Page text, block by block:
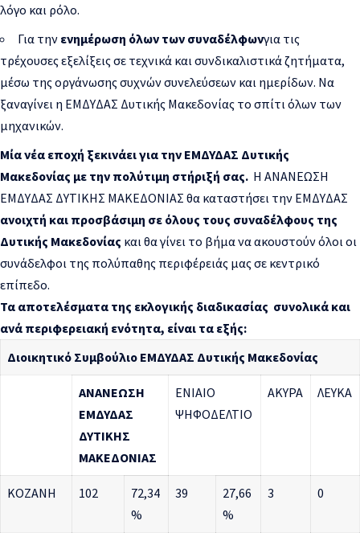
λόγο και ρόλο.
Για την ενημέρωση όλων των συναδέλφωνγια τις
τρέχουσες εξελίξεις σε τεχνικά και συνδικαλιστικά ζητήματα,
μέσω της οργάνωσης συχνών συνελεύσεων και ημερίδων. Να
ξαναγίνει η ΕΜΔΥΔΑΣ Δυτικής Μακεδονίας το σπίτι όλων των
μηχανικών.
Μία νέα εποχή ξεκινάει για την ΕΜΔΥΔΑΣ Δυτικής
Μακεδονίας με την πολύτιμη στήριξή σας. Η ΑΝΑΝΕΩΣΗ
ΕΜΔΥΔΑΣ ΔΥΤΙΚΗΣ ΜΑΚΕΔΟΝΙΑΣ θα καταστήσει την ΕΜΔΥΔΑΣ
ανοιχτή και προσβάσιμη σε όλους τους συναδέλφους της
Δυτικής Μακεδονίας και θα γίνει το βήμα να ακουστούν όλοι οι
συνάδελφοι της πολύπαθης περιφέρειάς μας σε κεντρικό
επίπεδο.
Τα αποτελέσματα της εκλογικής διαδικασίας συνολικά και
ανά περιφερειακή ενότητα, είναι τα εξής:
Διοικητικό Συμβούλιο ΕΜΔΥΔΑΣ Δυτικής Μακεδονίας
ΑΝΑΝΕΩΣΗ
ΕΜΔΥΔΑΣ
ΔΥΤΙΚΗΣ
ΜΑΚΕΔΟΝΙΑΣ
ΕΝΙΑΙΟ
ΨΗΦΟΔΕΛΤΙΟ
ΑΚΥΡΑ ΛΕΥΚΑ
ΚΟΖΑΝΗ 102
72,34
%
39
27,66
%
3 0